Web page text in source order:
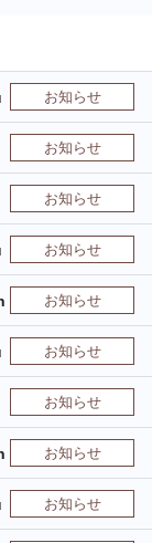
お知らせ
お知らせ
お知らせ
お知らせ
お知らせ
お知らせ
お知らせ
お知らせ
お知らせ